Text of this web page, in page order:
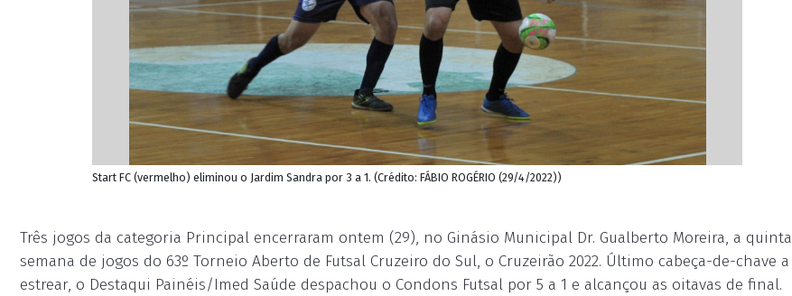
Start FC (vermelho) eliminou o Jardim Sandra por 3 a 1. (Crédito: FÁBIO ROGÉRIO (29/4/2022))
Três jogos da categoria Principal encerraram ontem (29), no Ginásio Municipal Dr. Gualberto Moreira, a quinta
semana de jogos do 63º Torneio Aberto de Futsal Cruzeiro do Sul, o Cruzeirão 2022. Último cabeça-de-chave a
estrear, o Destaqui Painéis/Imed Saúde despachou o Condons Futsal por 5 a 1 e alcançou as oitavas de final.